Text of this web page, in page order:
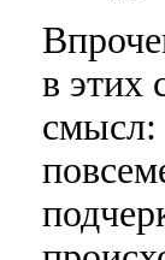
в этих
смысл: